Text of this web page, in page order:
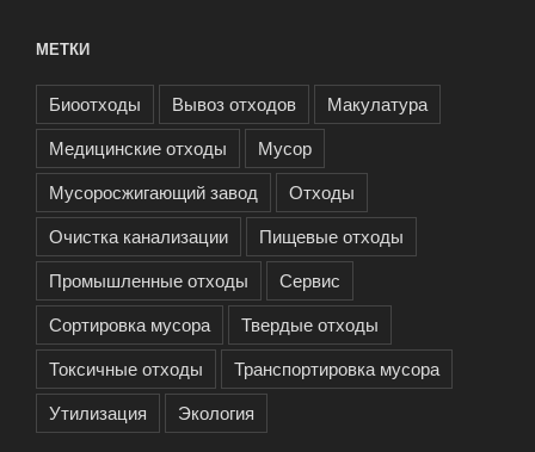
МЕТКИ
Биоотходы Вывоз отходов
Макулатура
Медицинские отходы
Мусор
Мусоросжигающий завод
Отходы
Очистка канализации
Пищевые отходы
Промышленные отходы
Сервис
Сортировка мусора
Твердые отходы
Токсичные отходы
Транспортировка мусора
Утилизация
Экология